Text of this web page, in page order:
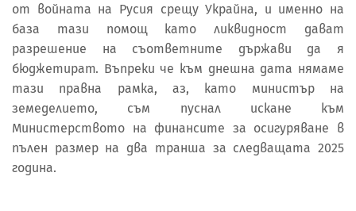
от войната на Русия срещу Украйна, и именно на
база тази помощ като ликвидност дават
разрешение на съответните държави да я
бюджетират. Въпреки че към днешна дата нямаме
тази правна рамка, аз, като министър на
земеделието, съм пуснал искане към
Министерството на финансите за осигуряване в
пълен размер на два транша за следващата 2025
година.